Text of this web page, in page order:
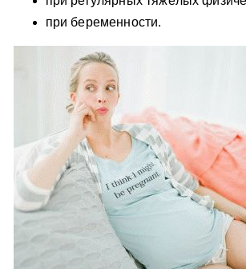
при беременности.